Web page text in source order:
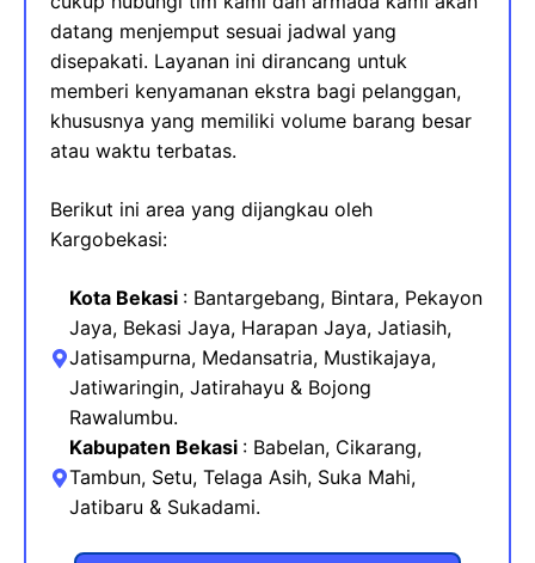
datang menjemput sesuai jadwal yang
disepakati. Layanan ini dirancang untuk
memberi kenyamanan ekstra bagi pelanggan,
khususnya yang memiliki volume barang besar
atau waktu terbatas.
Berikut ini area yang dijangkau oleh
Kargobekasi:
Kota Bekasi : Bantargebang, Bintara, Pekayon
Jaya, Bekasi Jaya, Harapan Jaya, Jatiasih,
Jatisampurna, Medansatria, Mustikajaya,
Jatiwaringin, Jatirahayu & Bojong
Rawalumbu.
Kabupaten Bekasi : Babelan, Cikarang,
Tambun, Setu, Telaga Asih, Suka Mahi,
Jatibaru & Sukadami.